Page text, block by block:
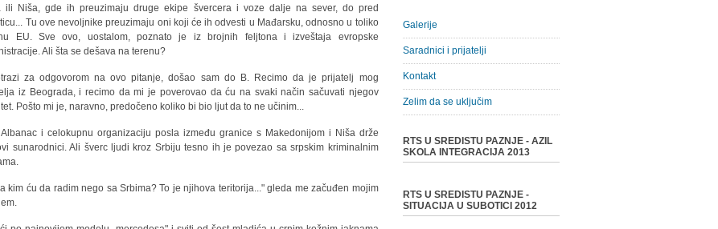
ili Niša, gde ih preuzimaju druge ekipe švercera i voze dalje na sever, do pred
Tu ove nevoljnike preuzimaju oni koji će ih odvesti u Mađarsku, odnosno u toliko
EU. Sve ovo, uostalom, poznato je iz brojnih feljtona i izveštaja evropske
Ali šta se dešava na terenu?
za odgovorom na ovo pitanje, došao sam do B. Recimo da je prijatelj mog
iz Beograda, i recimo da mi je poverovao da ću na svaki način sačuvati njegov
Pošto mi je, naravno, predočeno koliko bi bio ljut da to ne učinim...
i celokupnu organizaciju posla između granice s Makedonijom i Niša drže
sunarodnici. Ali šverc ljudi kroz Srbiju tesno ih je povezao sa srpskim kriminalnim
kim ću da radim nego sa Srbima? To je njihova teritorija..." gleda me začuđen mojim
Galerije
Saradnici i prijatelji
Kontakt
Zelim da se uključim
RTS U SREDISTU PAZNJE - AZIL
SKOLA INTEGRACIJA 2013
RTS U SREDISTU PAZNJE -
SITUACIJA U SUBOTICI 2012